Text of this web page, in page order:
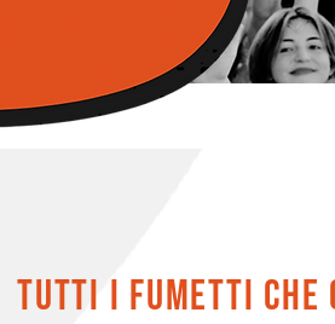
TUTTI I FUMETTI CHE